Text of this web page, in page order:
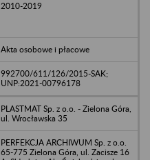
2010-2019
Akta osobowe i płacowe
992700/611/126/2015-SAK;
UNP:2021-00796178
PLASTMAT Sp. z o.o. - Zielona Góra,
ul. Wrocławska 35
PERFEKCJA ARCHIWUM Sp. z o.o.
65-775 Zielona Góra, ul. Zacisze 16